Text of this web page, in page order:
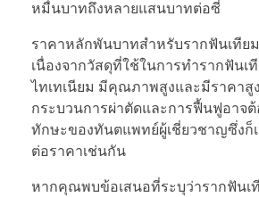
หมื่นบาทถึงหลายแสนบาทต่อซี่
ราคาหลักพันบาทสำหรับรากฟันเทียม
เนื่องจากวัสดุที่ใช้ในการทำรากฟันเ
ไทเทเนียม มีคุณภาพสูงและมีราคาสู
กระบวนการผ่าตัดและการฟื้นฟูอาจต้
ทักษะของทันตแพทย์ผู้เชี่ยวชาญซึ่งก็
ต่อราคาเช่นกัน
หากคุณพบข้อเสนอที่ระบุว่ารากฟันเ